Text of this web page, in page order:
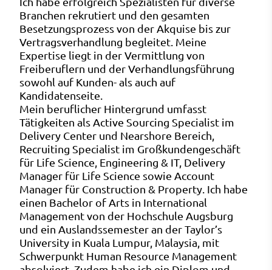
Branchen rekrutiert und den gesamten
Besetzungsprozess von der Akquise bis zur
Vertragsverhandlung begleitet. Meine
Expertise liegt in der Vermittlung von
Freiberuflern und der Verhandlungsführung
sowohl auf Kunden- als auch auf
Kandidatenseite.
Mein beruflicher Hintergrund umfasst
Tätigkeiten als Active Sourcing Specialist im
Delivery Center und Nearshore Bereich,
Recruiting Specialist im Großkundengeschäft
für Life Science, Engineering & IT, Delivery
Manager für Life Science sowie Account
Manager für Construction & Property. Ich habe
einen Bachelor of Arts in International
Management von der Hochschule Augsburg
und ein Auslandssemester an der Taylor’s
University in Kuala Lumpur, Malaysia, mit
Schwerpunkt Human Resource Management